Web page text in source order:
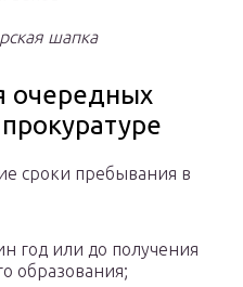
шапка
очередных
сроки пребывания в
год или до получения
образования;